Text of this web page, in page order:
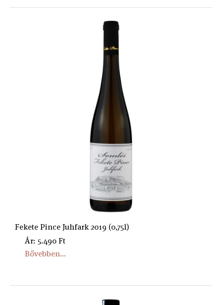
Fekete Pince Juhfark 2019 (0,75l)
Ár: 5.490 Ft
Bővebben...